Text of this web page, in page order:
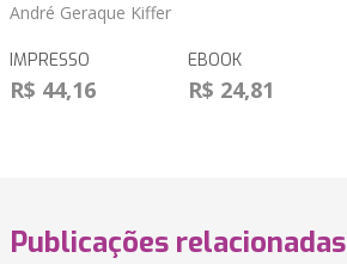
André Geraque Kiffer
IMPRESSO
R$ 44,16
EBOOK
R$ 24,81
Publicações relacionadas